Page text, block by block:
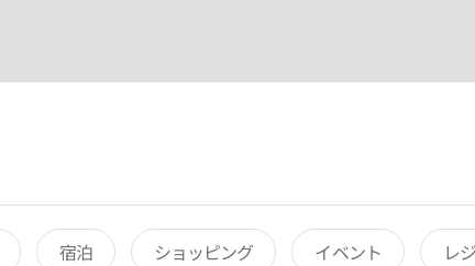
宿泊 ショッピング イベント レ